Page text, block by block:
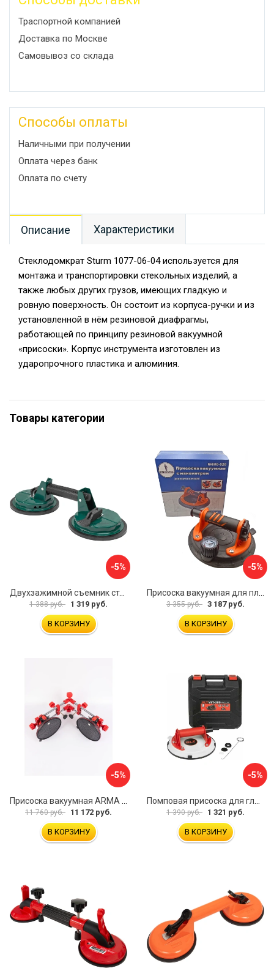
Траспортной компанией
Доставка по Москве
Самовывоз со склада
Способы оплаты
Наличными при получении
Оплата через банк
Оплата по счету
Описание Характеристики
Стеклодомкрат Sturm 1077-06-04 используется для
монтажа и транспортировки стекольных изделий, а
также любых других грузов, имеющих гладкую и
ровную поверхность. Он состоит из корпуса-ручки и из
установленной в нём резиновой диафрагмы,
работающей по принципу резиновой вакуумной
«присоски». Корпус инструмента изготовлен из
ударопрочного пластика и алюминия.
Товары категории
-5%
Двухзажимной съемник стекол Rockforce RF-63404(18564)
1 388 руб. 1 319 руб.
В КОРЗИНУ
-5%
3 355 руб. 3 187 руб.
В КОРЗИНУ
-5%
Присоска вакуумная ARMA P625A
11 760 руб. 11 172 руб.
В КОРЗИНУ
-5%
Помповая присоска для гладкой и шероховатой плитки DLT VST-209 1114
1 390 руб. 1 321 руб.
В КОРЗИНУ